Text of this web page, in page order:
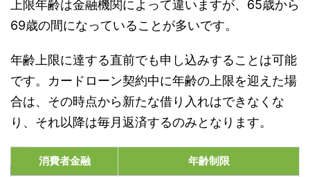
上限年齢は金融機関によって違いますが、65歳から
69歳の間になっていることが多いです。
年齢上限に達する直前でも申し込みすることは可能
です。カードローン契約中に年齢の上限を迎えた場
合は、その時点から新たな借り入れはできなくな
り、それ以降は毎月返済するのみとなります。
消費者金融 年齢制限